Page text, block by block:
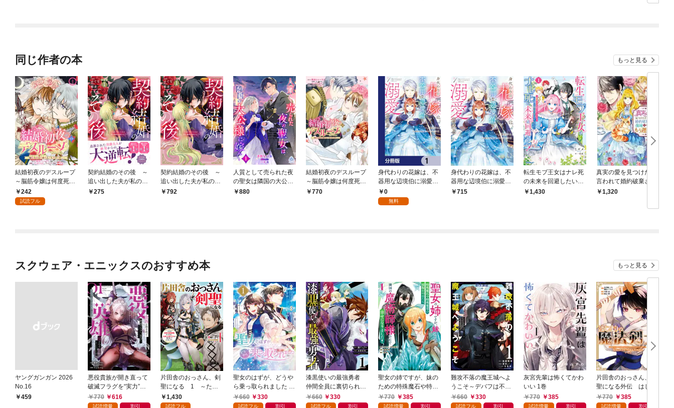
す』と言ったら、そっ
同じ作者の本 もっと見る
結婚初夜のデスループ
～脳筋令嬢は何度死ん
でもめげません～【分
冊版】 1
242
試読フル
契約結婚のその後 ～
追い出した夫が私の価
値を知るまで～ 分冊
275
契約結婚のその後 ～
追い出した夫が私の価
値を知るまで～（１）
792
人質として売られた夜
の聖女は隣国の大公様
に嫁ぐ1
880
結婚初夜のデスループ
～脳筋令嬢は何度死ん
でもめげません～ 1巻
770
身代わりの花嫁は、不
器用な辺境伯に溺愛さ
れる【分冊版】 1
0
無料
身代わりの花嫁は、不
器用な辺境伯に溺愛さ
れる １
715
転生モブ王女はナレ死
の未来を回避したい！
1 ～破滅フラグを折
1,430
真実の愛を見つけたと
言われて婚約破棄され
たので、復縁を迫られ
1,320
スクウェア・エニックスのおすすめ本 もっと見る
ヤングガンガン 2026
No.16
￥459
悪役貴族が開き直って
破滅フラグを“実力”で
叩き折っていたら、い
つの間にかヒロイン達
770 616
試読増量 割引
片田舎のおっさん、剣
聖になる 1 ～ただ
の田舎の剣術師範だっ
たのに、大成した弟子
1,430
試読フル
聖女のはずが、どうや
ら乗っ取られました 1
巻660 330
試読フル 割引
漆黒使いの最強勇者
仲間全員に裏切られた
ので最強の魔物と組み
ます 1巻
660 330
試読フル 割引
聖女の姉ですが、妹の
ための特殊魔石や特殊
薬草の採取をやめた
ら、隣国の魔術師様の
770 385
試読増量 割引
難攻不落の魔王城へよ
うこそ～デバフは不要
と勇者パーティーを追
い出された黒魔導士、
660 330
試読フル 割引
灰宮先輩は怖くてかわ
いい 1巻
770
385
試読増量 割引
片田舎のおっさん、剣
聖になる外伝 はじま
りの魔法剣士 1巻
770 385
試読増量 割引